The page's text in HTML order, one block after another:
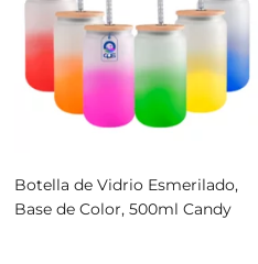
Botella de Vidrio Esmerilado,
Base de Color, 500ml Candy